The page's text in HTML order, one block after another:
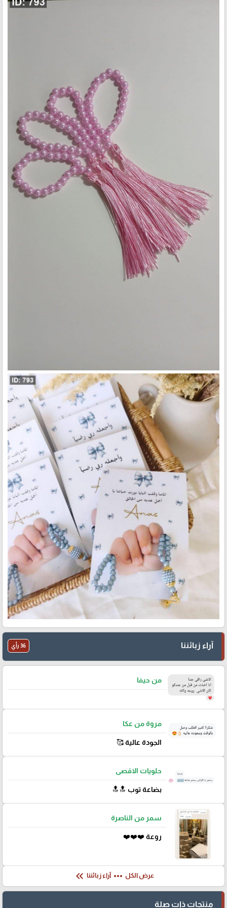
آراء زبائننا 36 رأي
من حيفا
مروة من عكا
الجودة عالية 🥰
حلويات الاقصى
بضاعة توب 🔝🔝
سمر من الناصرة
روعة ❤️❤️❤️
عرض الكل more_horiz آراء زبائننا keyboard_double_arrow_left
منتجات ذات صلة